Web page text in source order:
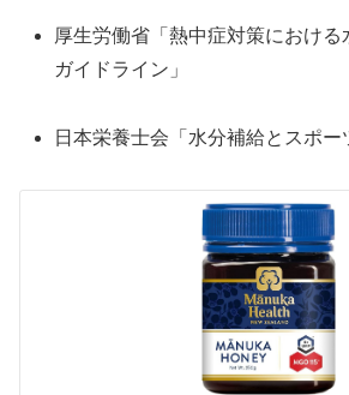
厚生労働省「熱中症対策における
ガイドライン」
日本栄養士会「水分補給とスポー